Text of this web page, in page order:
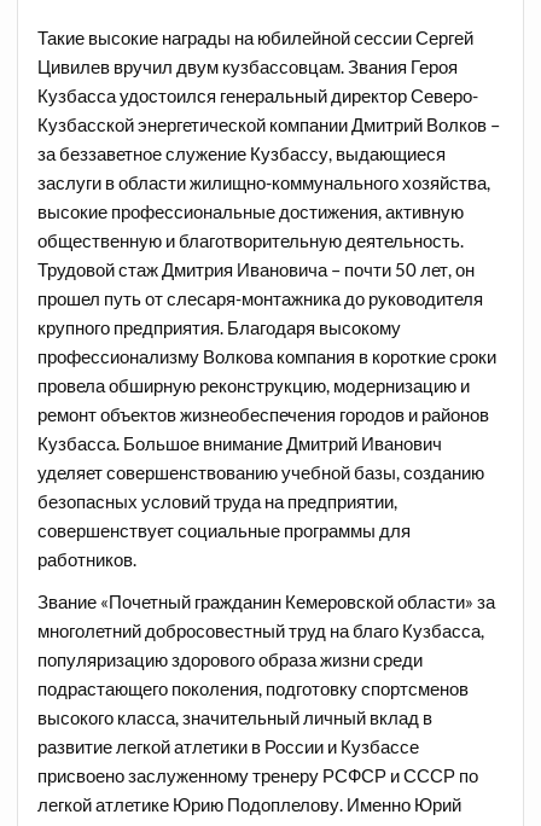
Такие высокие награды на юбилейной сессии Сергей
Цивилев вручил двум кузбассовцам. Звания Героя
Кузбасса удостоился генеральный директор Северо-
Кузбасской энергетической компании Дмитрий Волков –
за беззаветное служение Кузбассу, выдающиеся
заслуги в области жилищно-коммунального хозяйства,
высокие профессиональные достижения, активную
общественную и благотворительную деятельность.
Трудовой стаж Дмитрия Ивановича – почти 50 лет, он
прошел путь от слесаря-монтажника до руководителя
крупного предприятия. Благодаря высокому
профессионализму Волкова компания в короткие сроки
провела обширную реконструкцию, модернизацию и
ремонт объектов жизнеобеспечения городов и районов
Кузбасса. Большое внимание Дмитрий Иванович
уделяет совершенствованию учебной базы, созданию
безопасных условий труда на предприятии,
совершенствует социальные программы для
работников.
Звание «Почетный гражданин Кемеровской области» за
многолетний добросовестный труд на благо Кузбасса,
популяризацию здорового образа жизни среди
подрастающего поколения, подготовку спортсменов
высокого класса, значительный личный вклад в
развитие легкой атлетики в России и Кузбассе
присвоено заслуженному тренеру РСФСР и СССР по
легкой атлетике Юрию Подоплелову. Именно Юрий